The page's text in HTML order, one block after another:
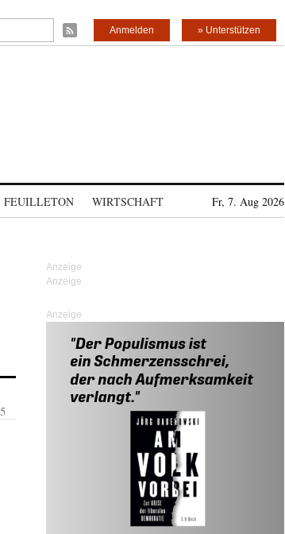
» Unterstützen
Anmelden
FEUILLETON WIRTSCHAFT Fr, 7. Aug 2026
Anzeige